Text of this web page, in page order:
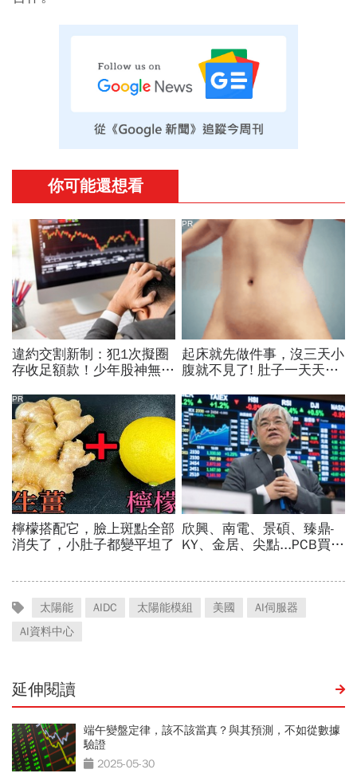
太陽能 AIDC 太陽能模組 美國
AI伺服器
AI資料中心
延伸閱讀
端午變盤定律，該不該當真？與其預測，不如從數據
驗證
2025-05-30